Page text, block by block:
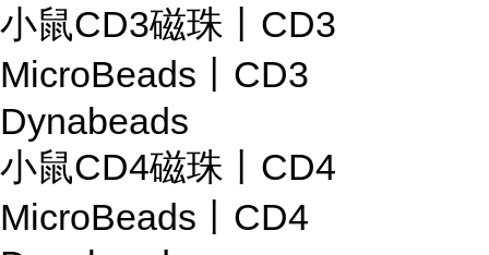
小鼠CD3磁珠丨CD3
MicroBeads丨CD3
Dynabeads
小鼠CD4磁珠丨CD4
MicroBeads丨CD4